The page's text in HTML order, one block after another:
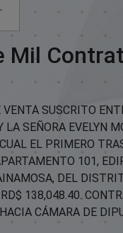
Mil
SUSCRITO
SEÑORA EVELYN
EL PRIMERO
101,
DEL
138,048.40.
CÁMARA DE